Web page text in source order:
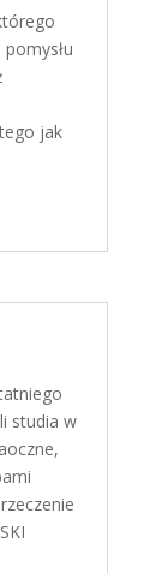
jak
studia w